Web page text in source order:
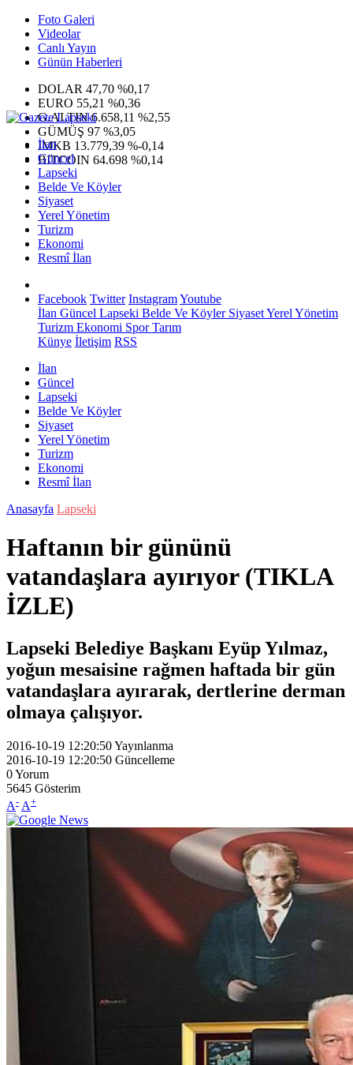
Foto Galeri
Videolar
Canlı Yayın
Günün Haberleri
DOLAR 47,70 %0,17
EURO 55,21 %0,36
G.ALTIN6.658,11 %2,55
GÜMÜŞ 97 %3,05
IMKB 13.779,39 %-0,14
BITCOIN 64.698 %0,14
İlan
Güncel
Lapseki
Belde Ve Köyler
Siyaset
Yerel Yönetim
Turizm
Ekonomi
Resmî İlan
Facebook Twitter InstagramYoutube
İlan Güncel Lapseki Belde Ve KöylerSiyasetYerel Yönetim
Turizm Ekonomi SporTarım
Künye İletişim RSS
İlan
Güncel
Lapseki
Belde Ve Köyler
Siyaset
Yerel Yönetim
Turizm
Ekonomi
Resmî İlan
Anasayfa Lapseki
Haftanın bir gününü
vatandaşlara ayırıyor (TIKLA
İZLE)
Lapseki Belediye Başkanı Eyüp Yılmaz,
yoğun mesaisine rağmen haftada bir gün
vatandaşlara ayırarak, dertlerine derman
olmaya çalışıyor.
2016-10-19 12:20:50Yayınlanma
2016-10-19 12:20:50 Güncelleme
0Yorum
5645 Gösterim
A- A+